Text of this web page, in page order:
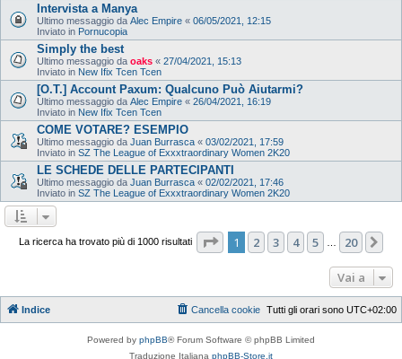
Intervista a Manya
Ultimo messaggio da Alec Empire « 06/05/2021, 12:15
Inviato in Pornucopia
Simply the best
Ultimo messaggio da oaks « 27/04/2021, 15:13
Inviato in New Ifix Tcen Tcen
[O.T.] Account Paxum: Qualcuno Può Aiutarmi?
Ultimo messaggio da Alec Empire « 26/04/2021, 16:19
Inviato in New Ifix Tcen Tcen
COME VOTARE? ESEMPIO
Ultimo messaggio da Juan Burrasca « 03/02/2021, 17:59
Inviato in SZ The League of Exxxtraordinary Women 2K20
LE SCHEDE DELLE PARTECIPANTI
Ultimo messaggio da Juan Burrasca « 02/02/2021, 17:46
Inviato in SZ The League of Exxxtraordinary Women 2K20
La ricerca ha trovato più di 1000 risultati Pagina di 20
1 2 3 4 5 20
Vai a
Indice Tutti gli orari sono UTC+02:00
Cancella cookie
Powered by phpBB® Forum Software © phpBB Limited
Traduzione Italiana phpBB-Store.it